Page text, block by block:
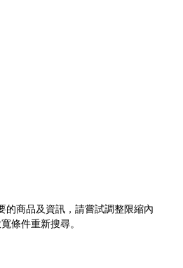
的商品及資訊，請嘗試調整限縮內
條件重新搜尋。